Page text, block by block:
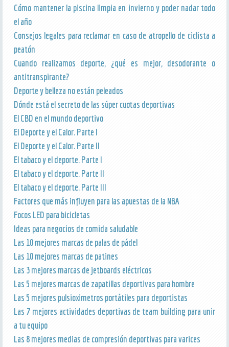
Cómo mantener la piscina limpia en invierno y poder nadar todo
el año
Consejos legales para reclamar en caso de atropello de ciclista a
peatón
Cuando realizamos deporte, ¿qué es mejor, desodorante o
antitranspirante?
Deporte y belleza no están peleados
Dónde está el secreto de las súper cuotas deportivas
El CBD en el mundo deportivo
El Deporte y el Calor. Parte I
El Deporte y el Calor. Parte II
El tabaco y el deporte. Parte I
El tabaco y el deporte. Parte II
El tabaco y el deporte. Parte III
Factores que más influyen para las apuestas de la NBA
Focos LED para bicicletas
Ideas para negocios de comida saludable
Las 10 mejores marcas de palas de pádel
Las 10 mejores marcas de patines
Las 3 mejores marcas de jetboards eléctricos
Las 5 mejores marcas de zapatillas deportivas para hombre
Las 5 mejores pulsioximetros portátiles para deportistas
Las 7 mejores actividades deportivas de team building para unir
a tu equipo
Las 8 mejores medias de compresión deportivas para varices